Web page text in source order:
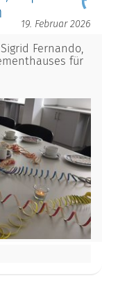
19. Februar 2026
Fernando,
für